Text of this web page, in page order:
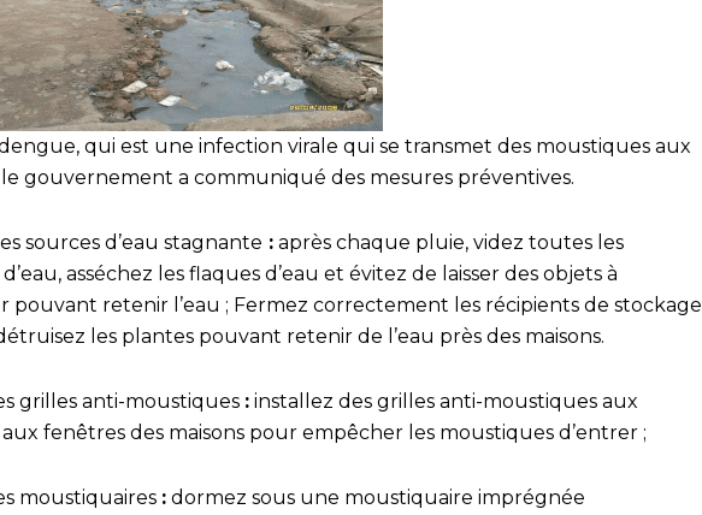
qui est une infection virale qui se transmet des moustiques aux
le gouvernement a communiqué des mesures préventives.
sources d’eau stagnante : après chaque pluie, videz toutes les
asséchez les flaques d’eau et évitez de laisser des objets à
pouvant retenir l’eau ; Fermez correctement les récipients de stockage
les plantes pouvant retenir de l’eau près des maisons.
grilles anti-moustiques : installez des grilles anti-moustiques aux
fenêtres des maisons pour empêcher les moustiques d’entrer ;
moustiquaires : dormez sous une moustiquaire imprégnée